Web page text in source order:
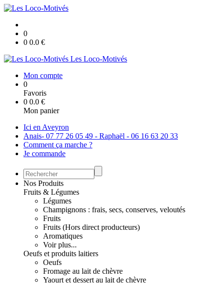
0
0 0.0 €
Les Loco-Motivés
Mon compte
0
Favoris
0 0.0 €
Mon panier
Ici en Aveyron
Anais- 07 77 26 05 49 - Raphaël - 06 16 63 20 33
Comment ça marche ?
Je commande
Nos Produits
Fruits & Légumes
Légumes
Champignons : frais, secs, conserves, veloutés
Fruits
Fruits (Hors direct producteurs)
Aromatiques
Voir plus...
Oeufs et produits laitiers
Oeufs
Fromage au lait de chèvre
Yaourt et dessert au lait de chèvre